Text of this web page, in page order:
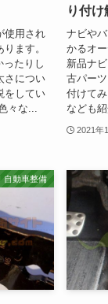
使用され
ます。
ったりし
さについ
をしてい
々な...
り付け
ナビや
かるオ
新品ナ
古パー
付けて
なども
2021年
自動車整備